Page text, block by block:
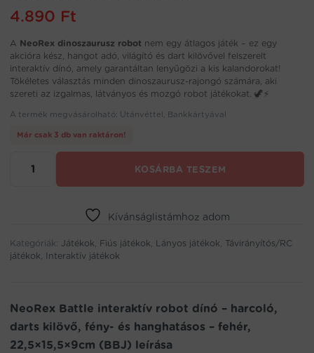
4.890 Ft
A NeoRex dinoszaurusz robot nem egy átlagos játék – ez egy
akcióra kész, hangot adó, világító és dart kilövővel felszerelt
interaktív dínó, amely garantáltan lenyűgözi a kis kalandorokat!
Tökéletes választás minden dinoszaurusz-rajongó számára, aki
szereti az izgalmas, látványos és mozgó robot játékokat. 🦖⚡
A termék megvásárolható: Utánvéttel, Bankkártyával
Már csak 3 db van raktáron!
Battle
interaktív
harcoló,
darts
hanghatásos
-
fehér,
KOSÁRBA TESZEM
Kívánságlistámhoz adom
Kategóriák: Játékok, Fiús játékok, Lányos játékok, Távirányítós/RC
játékok, Interaktív játékok
NeoRex Battle interaktív robot dínó – harcoló,
darts kilövő, fény- és hanghatásos – fehér,
22,5×15,5×9cm (BBJ) leírása